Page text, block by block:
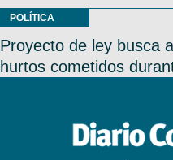
POLÍTICA
Proyecto de ley busca
hurtos cometidos